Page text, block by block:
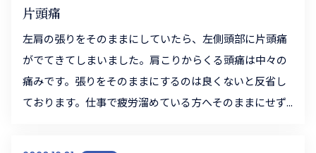
片頭痛
左肩の張りをそのままにしていたら、左側頭部に片頭痛
がでてきてしまいました。肩こりからくる頭痛は中々の
痛みです。張りをそのままにするのは良くないと反省し
ております。仕事で疲労溜めている方へそのままにせず...